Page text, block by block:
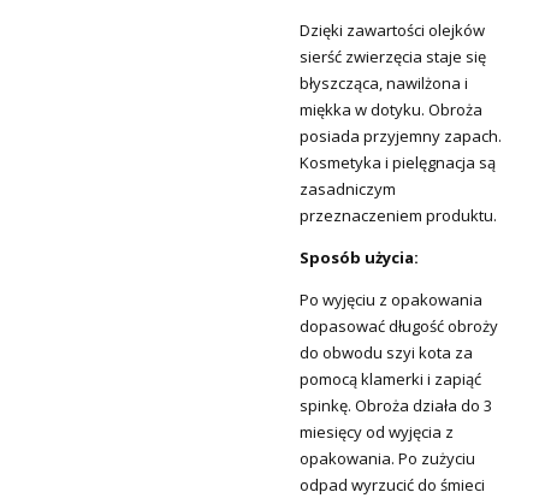
Dzięki zawartości olejków
sierść zwierzęcia staje się
błyszcząca, nawilżona i
miękka w dotyku. Obroża
posiada przyjemny zapach.
Kosmetyka i pielęgnacja są
zasadniczym
przeznaczeniem produktu.
Sposób użycia:
Po wyjęciu z opakowania
dopasować długość obroży
do obwodu szyi kota za
pomocą klamerki i zapiąć
spinkę. Obroża działa do 3
miesięcy od wyjęcia z
opakowania. Po zużyciu
odpad wyrzucić do śmieci